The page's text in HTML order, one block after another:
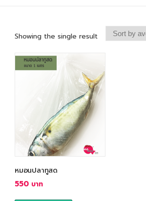
Showing the single result
หมอนปลาทูสด
550